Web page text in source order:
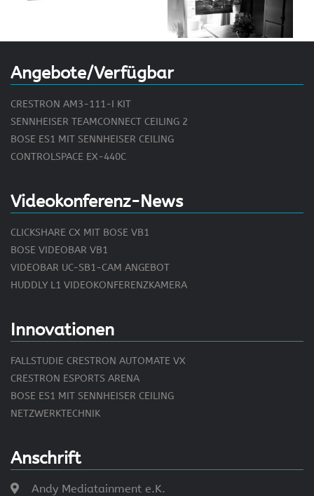
Anschrift
Andy Mediatainment e.K.
Angebote/Verfügbar
Videokonferenz-News
Innovationen
CRESTRON AM3-111-I KIT
SENNHEISER TEAMCONNECT CEILING 2
BOSE ES1 MIT SENNHEISER CEILING
CONTROLSPACE EX-440C
CLICKSHARE CX MIT BOSE VB1
BOSE VIDEOBAR VB1
VIDEOBAR UC-SB1-CAM ANGEBOT
HUDDLY L1 VIDEOKONFERENZKAMERA
FALLSTUDIE CRESTRON AUTOMATE VX
CRESTRON ESPORTS ARENA
BOSE ES1 MIT SENNHEISER CEILING
NETZWERKTECHNIK